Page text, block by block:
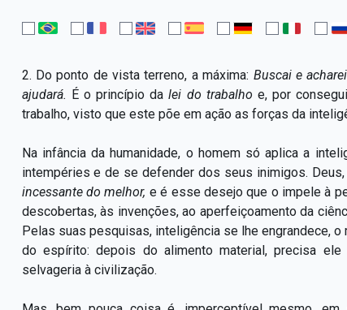
2. Do ponto de vista terreno, a máxima: Buscai e
ajudará. É o princípio dalei do trabalho e, por
trabalho, visto que este põe em ação as forças da
Na infância da humanidade, o homem só aplica a
intempéries e de se defender dos seus inimigos.
incessante do melhor, e é esse desejo que o impele à
descobertas, às invenções, ao aperfeiçoamento da
Pelas suas pesquisas, inteligência se lhe engrandece,
do espírito: depois do alimento material, precisa
selvageria à civilização.